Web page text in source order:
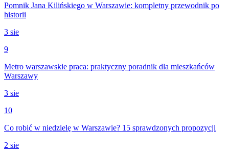
Pomnik Jana Kilińskiego w Warszawie: kompletny przewodnik po
historii
3 sie
9
Metro warszawskie praca: praktyczny poradnik dla mieszkańców
Warszawy
3 sie
10
Co robić w niedzielę w Warszawie? 15 sprawdzonych propozycji
2 sie